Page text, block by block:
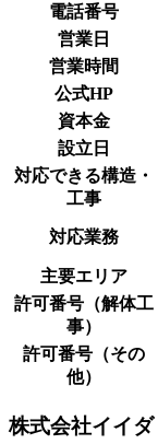
電話番号
営業日
営業時間
公式HP
資本金
設立日
対応できる構造・
工事
対応業務
主要エリア
許可番号（解体工
事）
許可番号（その
他）
株式会社イイダ